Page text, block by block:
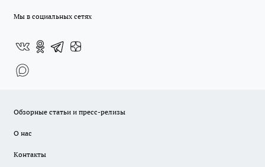
Мы в социальных сетях
Обзорные статьи и пресс-релизы
О нас
Контакты